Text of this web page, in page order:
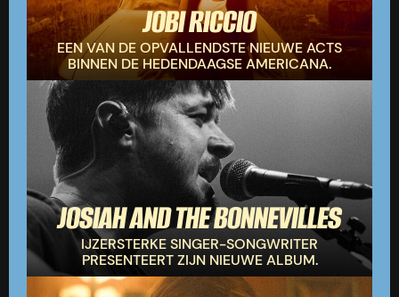
ZOEK
JOBI RICCIO
EEN VAN DE OPVALLENDSTE NIEUWE ACTS
BINNEN DE HEDENDAAGSE AMERICANA.
JOSIAH AND THE BONNEVILLES
IJZERSTERKE SINGER-SONGWRITER
PRESENTEERT ZIJN NIEUWE ALBUM.